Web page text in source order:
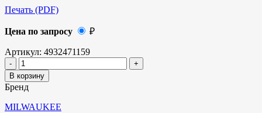
Печать (PDF)
Цена по запросу ₽
Артикул: 4932471159
В корзину
Бренд
MILWAUKEE